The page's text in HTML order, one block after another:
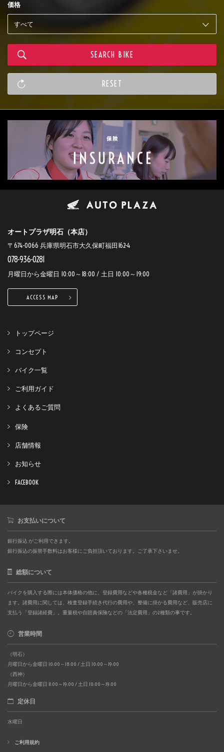
価格
オートプラザ明石（本店）
〒674-0066 兵庫県明石市大久保町福田162-4
078-936-0281
月曜日から金曜日 10:00～18:00 / 土日 10:00～19:00
ACCESS MAP
トップページ
コンセプト
バイク一覧
ご利用ガイド
よくあるご質問
保険
店舗情報
お知らせ
FACEBOOK
お支払いについて
銀行振込 がご利用できます。
銀行振込の振替手数料はお客様にご負担頂いております。ご了承下さいませ。
総額について
バイクを購入する際には本体価格の他に、登録費用などや各種税金など「諸費用」が掛かり
ます。諸費用に関しては、検査登録手続き代行の費用や、整備に掛かる費用など、販売店に
支払う「登録諸経費」。重量税や自賠責保険などの「法定費用」の2種類の事です。
営業時間
（明石）
月曜日から金曜日 10:00～18:00 / 土日 10:00～19:00
（西神）
月曜日から金曜日 11:00～19:00 / 土日 10:00～19:00
定休日
水曜日
ご利用規約